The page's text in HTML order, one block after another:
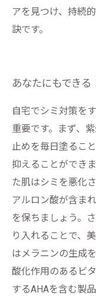
アを見つけ、持続
訣です。
あなたにもできる
自宅でシミ対策を
重要です。まず、
止めを毎日塗るこ
抑えることができ
た肌はシミを悪化
アルロン酸が含ま
を保ちましょう。
り入れることで、
はメラニンの生成
酸化作用のあるビ
するAHAを含む製